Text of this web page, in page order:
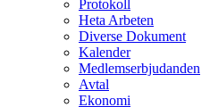
Protokoll
Heta Arbeten
Diverse Dokument
Kalender
Medlemserbjudanden
Avtal
Ekonomi